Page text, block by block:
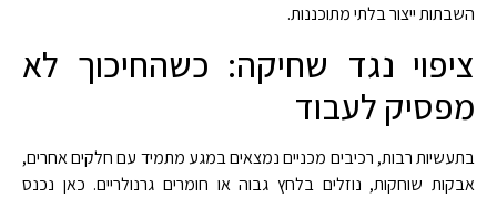
השבתות ייצור בלתי מתוכננות.
ציפוי נגד שחיקה: כשהחיכוך לא
מפסיק לעבוד
בתעשיות רבות, רכיבים מכניים נמצאים במגע מתמיד עם חלקים אחרים,
אבקות שוחקות, נוזלים בלחץ גבוה או חומרים גרנולריים. כאן נכנס